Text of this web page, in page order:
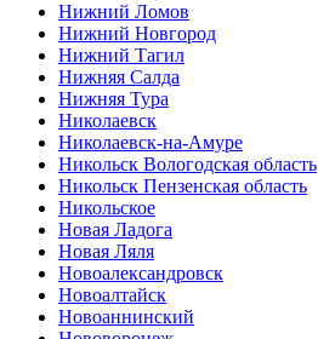
Нижний Ломов
Нижний Новгород
Нижний Тагил
Нижняя Салда
Нижняя Тура
Николаевск
Николаевск-на-Амуре
Никольск Вологодская область
Никольск Пензенская область
Никольское
Новая Ладога
Новая Ляля
Новоалександровск
Новоалтайск
Новоаннинский